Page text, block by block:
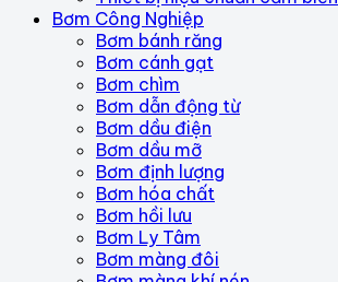
Bơm Công Nghiệp
Bơm bánh răng
Bơm cánh gạt
Bơm chìm
Bơm dẫn động từ
Bơm dầu điện
Bơm dầu mỡ
Bơm định lượng
Bơm hóa chất
Bơm hồi lưu
Bơm Ly Tâm
Bơm màng đôi